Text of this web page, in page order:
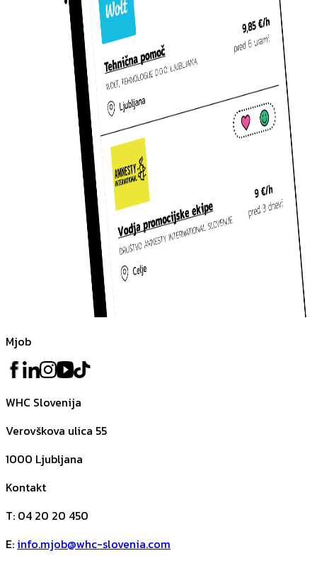
Mjob
WHC Slovenija
Verovškova ulica 55
1000 Ljubljana
Kontakt
T: 04 20 20 450
E: info.mjob@whc-slovenia.com